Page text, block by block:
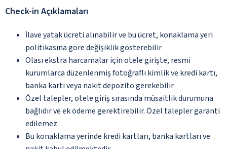
Check-in Açıklamaları
İlave yatak ücreti alınabilir ve bu ücret, konaklama yeri
politikasına göre değişiklik gösterebilir
Olası ekstra harcamalar için otele girişte, resmi
kurumlarca düzenlenmiş fotoğraflı kimlik ve kredi kartı,
banka kartı veya nakit depozito gerekebilir
Özel talepler, otele giriş sırasında müsaitlik durumuna
bağlıdır ve ek ödeme gerektirebilir. Özel talepler garanti
edilemez
Bu konaklama yerinde kredi kartları, banka kartları ve